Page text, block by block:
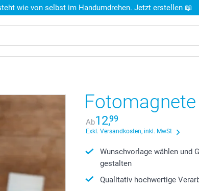
wie von selbst im Handumdrehen. Jetzt erstellen 📖
Ab12,99
Exkl. Versandkosten, inkl. MwSt
Wunschvorlage wählen und
gestalten
Qualitativ hochwertige